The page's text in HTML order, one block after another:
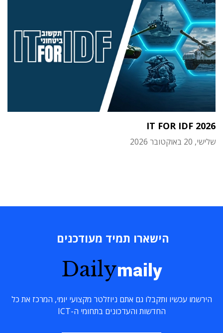
IT FOR IDF 2026
שלישי, 20 באוקטובר 2026
הישארו תמיד מעודכנים
Dailymaily
הירשמו עכשיו ותקבלו גם אתם ניוזלטר מקצועי יומי, המרכז את כל
החדשות והעדכונים בתחומי ה-ICT